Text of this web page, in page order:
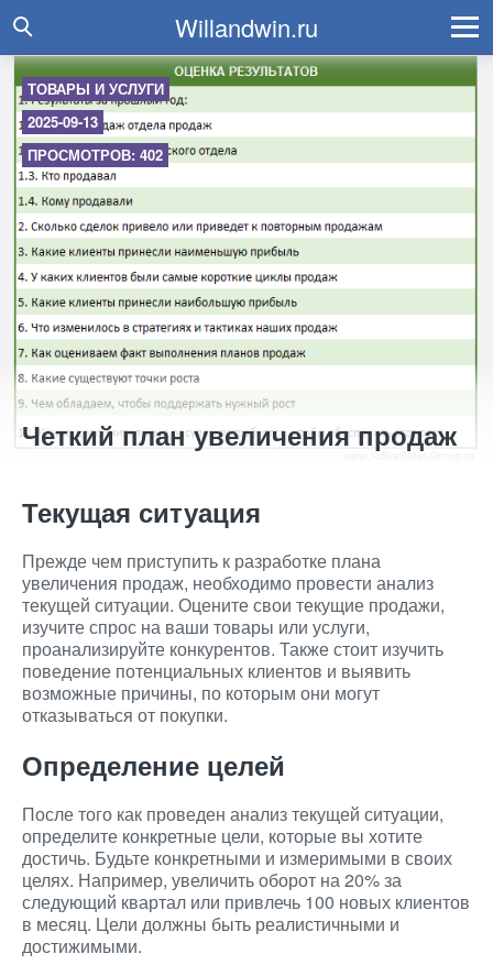
Willandwin.ru
ТОВАРЫ И УСЛУГИ
2025-09-13
ПРОСМОТРОВ: 402
Четкий план увеличения продаж
Текущая ситуация
Прежде чем приступить к разработке плана
увеличения продаж, необходимо провести анализ
текущей ситуации. Оцените свои текущие продажи,
изучите спрос на ваши товары или услуги,
проанализируйте конкурентов. Также стоит изучить
поведение потенциальных клиентов и выявить
возможные причины, по которым они могут
отказываться от покупки.
Определение целей
После того как проведен анализ текущей ситуации,
определите конкретные цели, которые вы хотите
достичь. Будьте конкретными и измеримыми в своих
целях. Например, увеличить оборот на 20% за
следующий квартал или привлечь 100 новых клиентов
в месяц. Цели должны быть реалистичными и
достижимыми.